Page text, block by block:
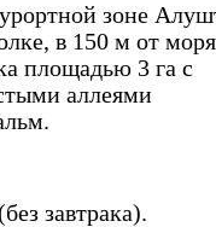
зоне
в 150 м от
площадью 3 га с
аллеями
завтрака).